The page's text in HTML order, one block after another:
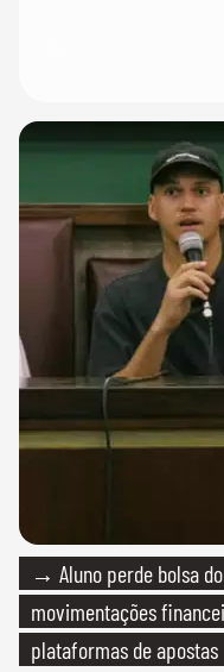
→ Aluno perde bolsa
movimentações
plataformas de apostas